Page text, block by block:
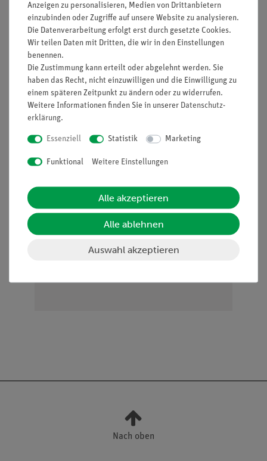
Funktion und Verwendung
Vergrößerung 10000fach, aus SOMSO-Plast®.
Nach Studiendirektor Christian Groß.
Das Modell beschränkt sich auf die allgemein
wichtigen Strukturen einer tierischen Zelle.
Kern, endoplasmatisches Reticulum, Mitochondrien,
Ribosomen, Golgi-Apparat und Zentriolen
dieser kleinsten tierischen Lebenseinheit.
Unzerlegbar, auf Stativ mit grünem Sockel und
Höhe des Modells 22 cm.
Gesamthöhe 37 cm
Nach oben
Anzeigen zu personalisieren, Medien von Drittanbietern
einzubinden oder Zugriffe auf unsere Website zu analysieren.
Die Datenverarbeitung erfolgt erst durch gesetzte Cookies.
Wir teilen Daten mit Dritten, die wir in den Einstellungen
benennen.
Die Zustimmung kann erteilt oder abgelehnt werden. Sie
haben das Recht, nicht einzuwilligen und die Einwilligung zu
einem späteren Zeitpunkt zu ändern oder zu widerrufen.
Weitere Informationen finden Sie in unserer Daten­schutz­
erklärung.
Essenziell Statistik Marketing
Funktional Weitere Einstellungen
Alle akzeptieren
Alle ablehnen
Auswahl akzeptieren